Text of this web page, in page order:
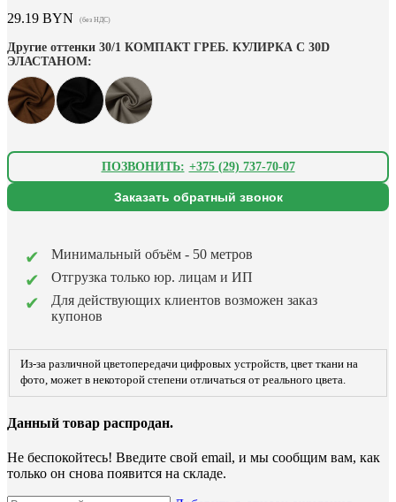
29.19 BYN (без НДС)
Другие оттенки 30/1 КОМПАКТ ГРЕБ. КУЛИРКА С 30D
ЭЛАСТАНОМ:
ПОЗВОНИТЬ: +375 (29) 737-70-07
Заказать обратный звонок
Минимальный объём - 50 метров
Отгрузка только юр. лицам и ИП
Для действующих клиентов возможен заказ
купонов
Из-за различной цветопередачи цифровых устройств, цвет ткани на
фото, может в некоторой степени отличаться от реального цвета.
Данный товар распродан.
Не беспокойтесь! Введите свой email, и мы сообщим вам, как
только он снова появится на складе.